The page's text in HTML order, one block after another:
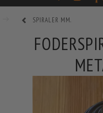
SPIRALER MM.